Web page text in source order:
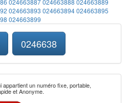
024663887024663888 024663889
024663893 024663894024663895
024663899
0246638
un numéro fixe, portable,
et Anonyme.